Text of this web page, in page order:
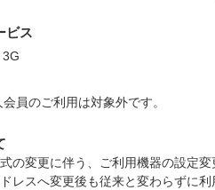
ビス
3G
員のご利用は対象外です。
の変更に伴う、ご利用機器の設定変
レスへ変更後も従来と変わらずに